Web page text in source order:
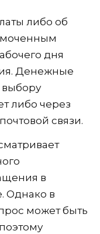
либо об
дня
Денежные
выбору
либо через
связи.
в
Однако в
может быть